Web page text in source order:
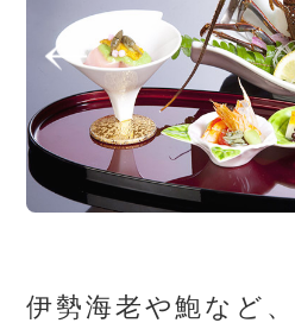
伊勢海老や鮑など、